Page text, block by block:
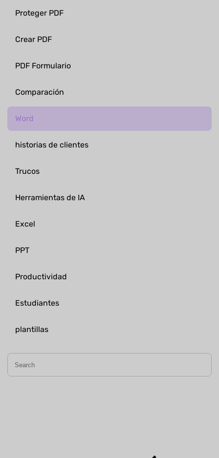
Proteger PDF
Crear PDF
PDF Formulario
Comparación
Word
historias de clientes
Trucos
Herramientas de IA
Excel
PPT
Productividad
Estudiantes
plantillas